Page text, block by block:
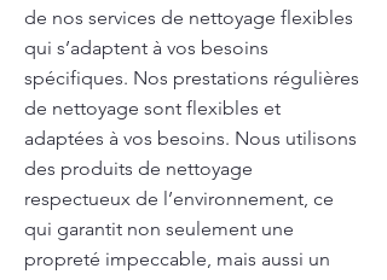
de nos services de nettoyage flexibles
qui s’adaptent à vos besoins
spécifiques. Nos prestations régulières
de nettoyage sont flexibles et
adaptées à vos besoins. Nous utilisons
des produits de nettoyage
respectueux de l’environnement, ce
qui garantit non seulement une
propreté impeccable, mais aussi un